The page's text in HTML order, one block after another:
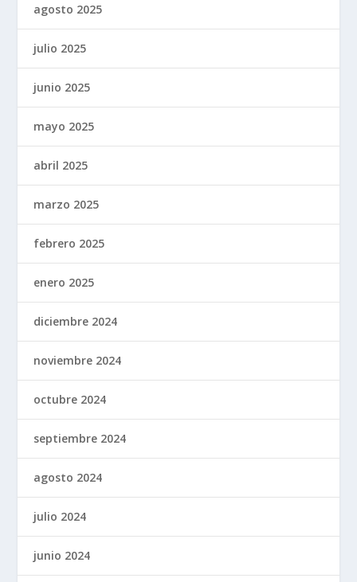
agosto 2025
julio 2025
junio 2025
mayo 2025
abril 2025
marzo 2025
febrero 2025
enero 2025
diciembre 2024
noviembre 2024
octubre 2024
septiembre 2024
agosto 2024
julio 2024
junio 2024